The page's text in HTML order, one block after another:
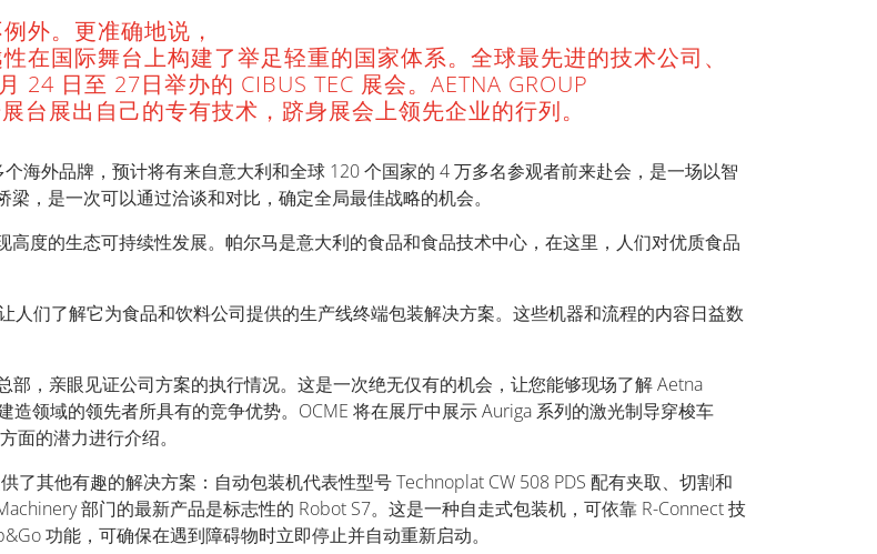
外。更准确地说，
在国际舞台上构建了举足轻重的国家体系。全球最先进的技术公司、
日至 27日举办的 CIBUS TEC 展会。AETNA GROUP
台展出自己的专有技术，跻身展会上领先企业的行列。
海外品牌，预计将有来自意大利和全球 120 个国家的 4 万多名参观者前来赴会，是一场以智
，是一次可以通过洽谈和对比，确定全局最佳战略的机会。
度的生态可持续性发展。帕尔马是意大利的食品和食品技术中心，在这里，人们对优质食品
们了解它为食品和饮料公司提供的生产线终端包装解决方案。这些机器和流程的内容日益数
，亲眼见证公司方案的执行情况。这是一次绝无仅有的机会，让您能够现场了解 Aetna
领域的领先者所具有的竞争优势。OCME 将在展厅中展示 Auriga 系列的激光制导穿梭车
面的潜力进行介绍。
其他有趣的解决方案：自动包装机代表性型号 Technoplat CW 508 PDS 配有夹取、切割和
部门的最新产品是标志性的 Robot S7。这是一种自走式包装机，可依靠 R-Connect 技
功能，可确保在遇到障碍物时立即停止并自动重新启动。